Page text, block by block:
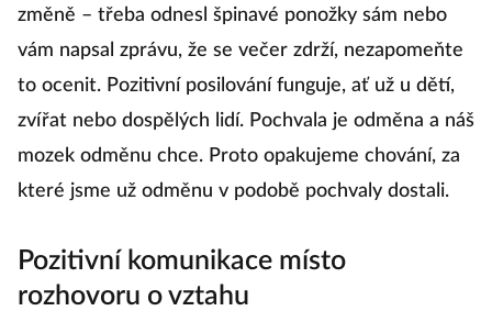
Pokud zaznamenáte, že partner udělal krok ke
změně – třeba odnesl špinavé ponožky sám nebo
vám napsal zprávu, že se večer zdrží, nezapomeňte
to ocenit. Pozitivní posilování funguje, ať už u dětí,
zvířat nebo dospělých lidí. Pochvala je odměna a náš
mozek odměnu chce. Proto opakujeme chování, za
Pozitivní komunikace místo